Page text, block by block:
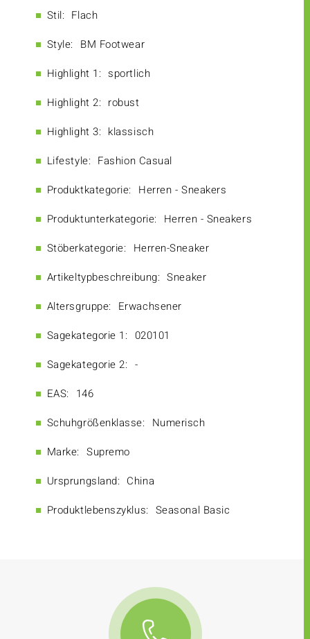
Stil: Flach
Style: BM Footwear
Highlight 1: sportlich
Highlight 2: robust
Highlight 3: klassisch
Lifestyle: Fashion Casual
Produktkategorie: Herren - Sneakers
Produktunterkategorie: Herren - Sneakers
Stöberkategorie: Herren-Sneaker
Artikeltypbeschreibung: Sneaker
Altersgruppe: Erwachsener
Sagekategorie 1: 020101
Sagekategorie 2: -
EAS: 146
Schuhgrößenklasse: Numerisch
Marke: Supremo
Ursprungsland: China
Produktlebenszyklus: Seasonal Basic